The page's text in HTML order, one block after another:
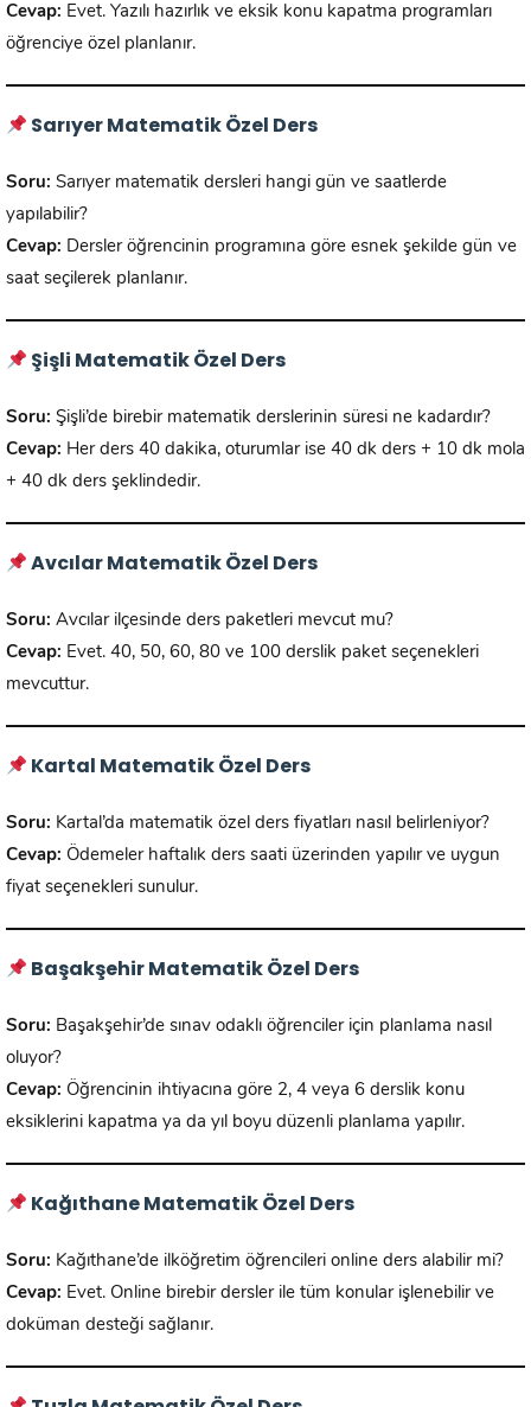
Cevap: Evet. Yazılı hazırlık ve eksik konu kapatma programları
öğrenciye özel planlanır.
Sarıyer Matematik Özel Ders
Soru: Sarıyer matematik dersleri hangi gün ve saatlerde
yapılabilir?
Cevap: Dersler öğrencinin programına göre esnek şekilde gün ve
saat seçilerek planlanır.
Şişli Matematik Özel Ders
Soru: Şişli’de birebir matematik derslerinin süresi ne kadardır?
Cevap: Her ders 40 dakika, oturumlar ise 40 dk ders + 10 dk mola
+ 40 dk ders şeklindedir.
Avcılar Matematik Özel Ders
Soru: Avcılar ilçesinde ders paketleri mevcut mu?
Cevap: Evet. 40, 50, 60, 80 ve 100 derslik paket seçenekleri
mevcuttur.
Kartal Matematik Özel Ders
Soru: Kartal’da matematik özel ders fiyatları nasıl belirleniyor?
Cevap: Ödemeler haftalık ders saati üzerinden yapılır ve uygun
fiyat seçenekleri sunulur.
Başakşehir Matematik Özel Ders
Soru: Başakşehir’de sınav odaklı öğrenciler için planlama nasıl
oluyor?
Cevap: Öğrencinin ihtiyacına göre 2, 4 veya 6 derslik konu
eksiklerini kapatma ya da yıl boyu düzenli planlama yapılır.
Kağıthane Matematik Özel Ders
Soru: Kağıthane’de ilköğretim öğrencileri online ders alabilir mi?
Cevap: Evet. Online birebir dersler ile tüm konular işlenebilir ve
doküman desteği sağlanır.